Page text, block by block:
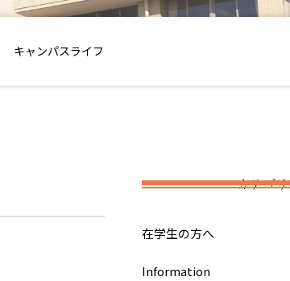
キャンパスライフ
カテゴリ
在学生の方へ
Information